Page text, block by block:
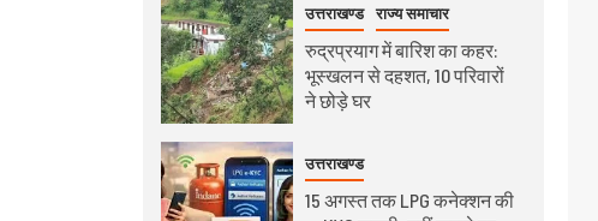
उत्तराखण्ड राज्य समाचार
रुद्रप्रयाग में बारिश का कहर:
भूस्खलन से दहशत, 10 परिवारों
ने छोड़े घर
उत्तराखण्ड
15 अगस्त तक LPG कनेक्शन की